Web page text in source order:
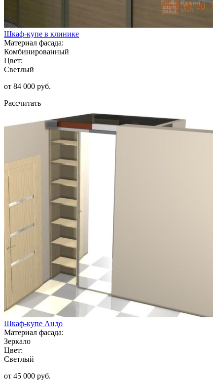
Шкаф-купе в клинике
Материал фасада:
Комбинированный
Цвет:
Светлый
от 84 000 руб.
Рассчитать
Шкаф-купе Андо
Материал фасада:
Зеркало
Цвет:
Светлый
от 45 000 руб.